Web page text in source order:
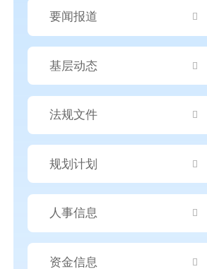
要闻报道
基层动态
法规文件
规划计划
人事信息
资金信息